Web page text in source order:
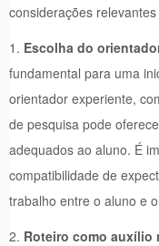
considerações
1. Escolha do
fundamental para uma
orientador experiente,
de pesquisa pode
adequados ao aluno. É
compatibilidade de
trabalho entre o aluno e
2. Roteiro como auxílio